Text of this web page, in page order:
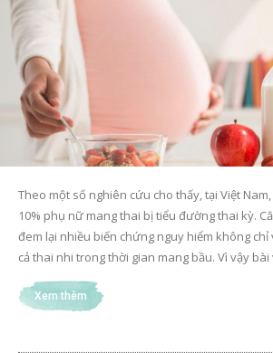
Theo một số nghiên cứu cho thấy, tại Việt
10% phụ nữ mang thai bị tiểu đường thai kỳ.
đem lại nhiều biến chứng nguy hiểm không chỉ
cả thai nhi trong thời gian mang bầu. Vì vậy
Xem thêm